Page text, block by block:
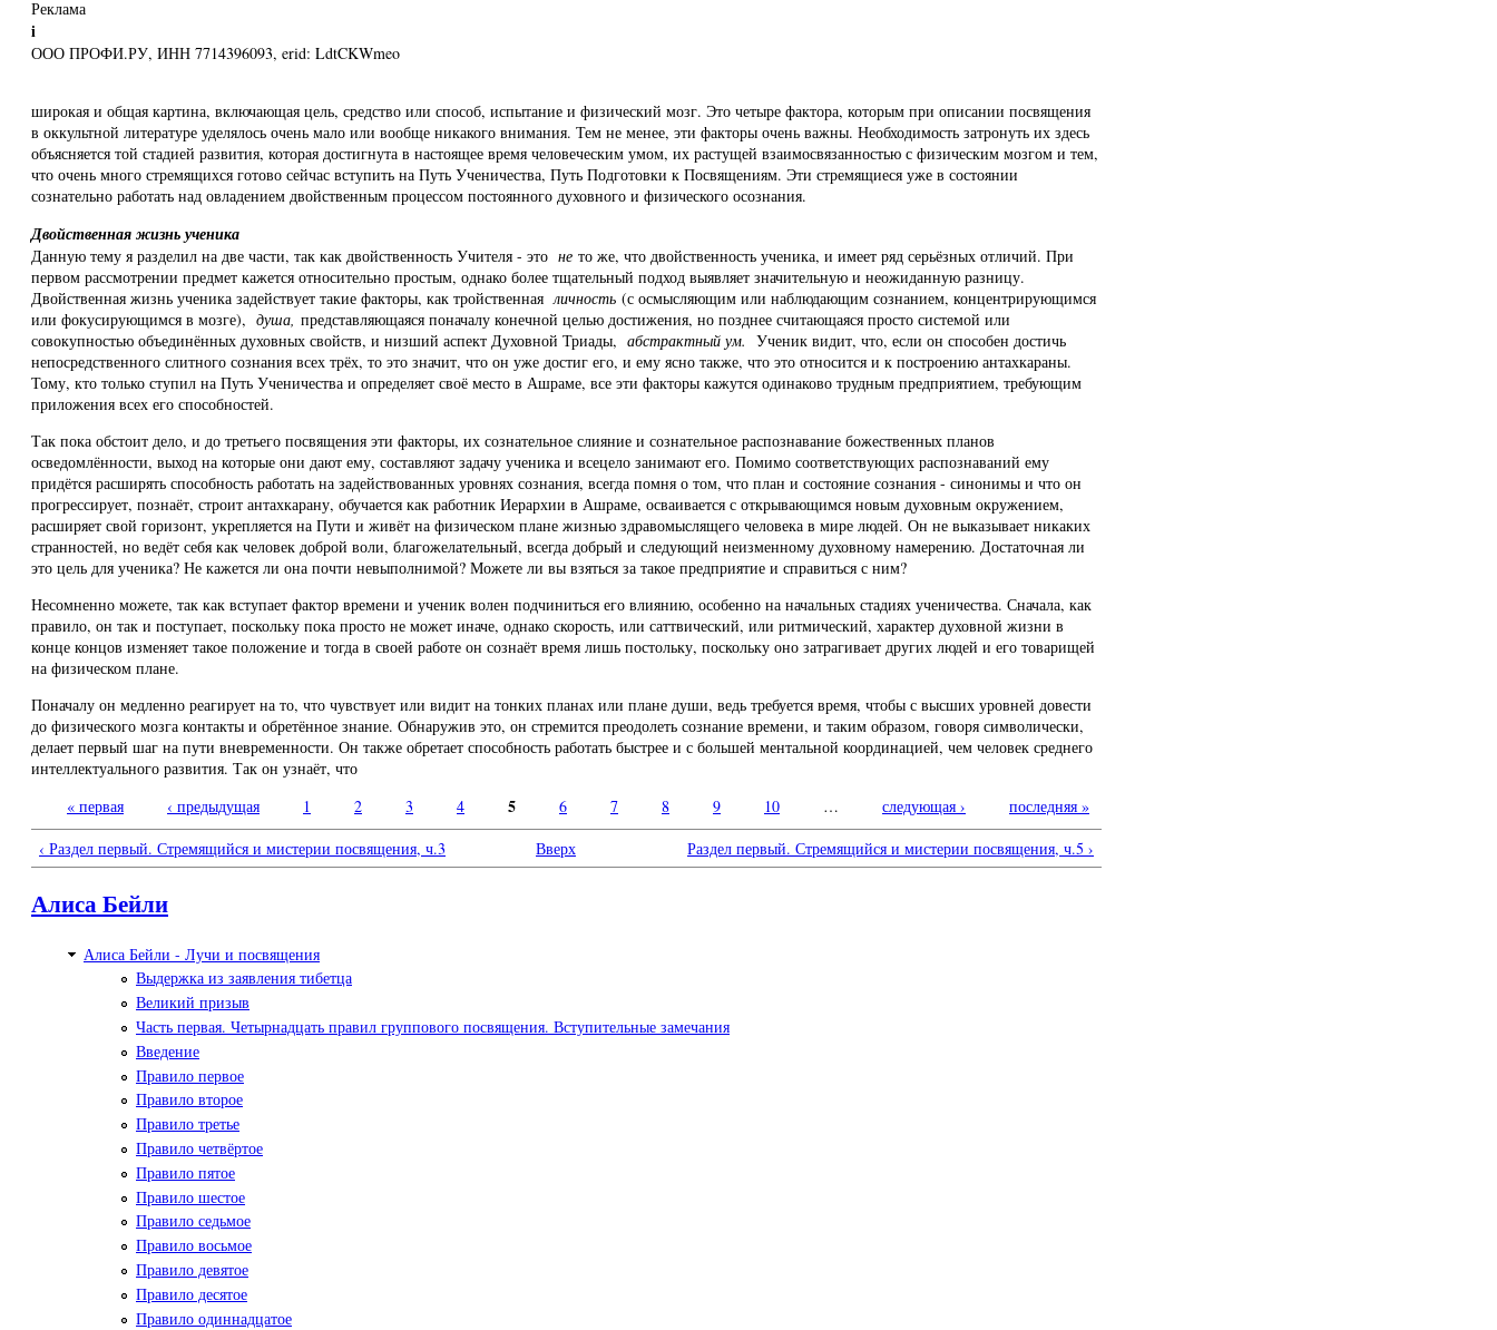
Реклама
i
ООО ПРОФИ.РУ, ИНН 7714396093, erid: LdtCKWmeo
широкая и общая картина, включающая цель, средство или способ, испытание и физический мозг. Это четыре фактора, которым при описании посвящения
в оккультной литературе уделялось очень мало или вообще никакого внимания. Тем не менее, эти факторы очень важны. Необходимость затронуть их здесь
объясняется той стадией развития, которая достигнута в настоящее время человеческим умом, их растущей взаимосвязанностью с физическим мозгом и тем,
что очень много стремящихся готово сейчас вступить на Путь Ученичества, Путь Подготовки к Посвящениям. Эти стремящиеся уже в состоянии
сознательно работать над овладением двойственным процессом постоянного духовного и физического осознания.
Двойственная жизнь ученика
Данную тему я разделил на две части, так как двойственность Учителя - это не то же, что двойственность ученика, и имеет ряд серьёзных отличий. При
первом рассмотрении предмет кажется относительно простым, однако более тщательный подход выявляет значительную и неожиданную разницу.
Двойственная жизнь ученика задействует такие факторы, как тройственная личность (с осмысляющим или наблюдающим сознанием, концентрирующимся
или фокусирующимся в мозге), душа, представляющаяся поначалу конечной целью достижения, но позднее считающаяся просто системой или
совокупностью объединённых духовных свойств, и низший аспект Духовной Триады, абстрактный ум. Ученик видит, что, если он способен достичь
непосредственного слитного сознания всех трёх, то это значит, что он уже достиг его, и ему ясно также, что это относится и к построению антахкараны.
Тому, кто только ступил на Путь Ученичества и определяет своё место в Ашраме, все эти факторы кажутся одинаково трудным предприятием, требующим
приложения всех его способностей.
Так пока обстоит дело, и до третьего посвящения эти факторы, их сознательное слияние и сознательное распознавание божественных планов
осведомлённости, выход на которые они дают ему, составляют задачу ученика и всецело занимают его. Помимо соответствующих распознаваний ему
придётся расширять способность работать на задействованных уровнях сознания, всегда помня о том, что план и состояние сознания - синонимы и что он
прогрессирует, познаёт, строит антахкарану, обучается как работник Иерархии в Ашраме, осваивается с открывающимся новым духовным окружением,
расширяет свой горизонт, укрепляется на Пути и живёт на физическом плане жизнью здравомыслящего человека в мире людей. Он не выказывает никаких
странностей, но ведёт себя как человек доброй воли, благожелательный, всегда добрый и следующий неизменному духовному намерению. Достаточная ли
это цель для ученика? Не кажется ли она почти невыполнимой? Можете ли вы взяться за такое предприятие и справиться с ним?
Несомненно можете, так как вступает фактор времени и ученик волен подчиниться его влиянию, особенно на начальных стадиях ученичества. Сначала, как
правило, он так и поступает, поскольку пока просто не может иначе, однако скорость, или саттвический, или ритмический, характер духовной жизни в
конце концов изменяет такое положение и тогда в своей работе он сознаёт время лишь постольку, поскольку оно затрагивает других людей и его товарищей
на физическом плане.
Поначалу он медленно реагирует на то, что чувствует или видит на тонких планах или плане души, ведь требуется время, чтобы с высших уровней довести
до физического мозга контакты и обретённое знание. Обнаружив это, он стремится преодолеть сознание времени, и таким образом, говоря символически,
делает первый шаг на пути вневременности. Он также обретает способность работать быстрее и с большей ментальной координацией, чем человек среднего
интеллектуального развития. Так он узнаёт, что
Страницы
« первая ‹ предыдущая 1 2 3 4 5 6 7 8 9 10 … следующая › последняя »
‹ Раздел первый. Стремящийся и мистерии посвящения, ч.3 Вверх Раздел первый. Стремящийся и мистерии посвящения, ч.5 ›
Алиса Бейли
Алиса Бейли - Лучи и посвящения
Выдержка из заявления тибетца
Великий призыв
Часть первая. Четырнадцать правил группового посвящения. Вступительные замечания
Введение
Правило первое
Правило второе
Правило третье
Правило четвёртое
Правило пятое
Правило шестое
Правило седьмое
Правило восьмое
Правило девятое
Правило десятое
Правило одиннадцатое